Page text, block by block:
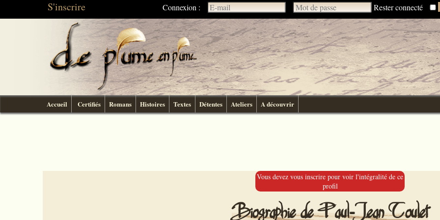
S'inscrire Connexion : Rester connecté
Accueil Certifiés Romans Histoires Textes Détentes Ateliers A découvrir
Vous devez vous inscrire pour voir l'intégralité de ce
profil
Biographie de Paul-Jean Toulet